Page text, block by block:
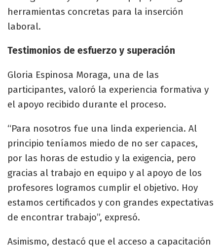
herramientas concretas para la inserción
laboral.
Testimonios de esfuerzo y superación
Gloria Espinosa Moraga, una de las
participantes, valoró la experiencia formativa y
el apoyo recibido durante el proceso.
“Para nosotros fue una linda experiencia. Al
principio teníamos miedo de no ser capaces,
por las horas de estudio y la exigencia, pero
gracias al trabajo en equipo y al apoyo de los
profesores logramos cumplir el objetivo. Hoy
estamos certificados y con grandes expectativas
de encontrar trabajo”, expresó.
Asimismo, destacó que el acceso a capacitación